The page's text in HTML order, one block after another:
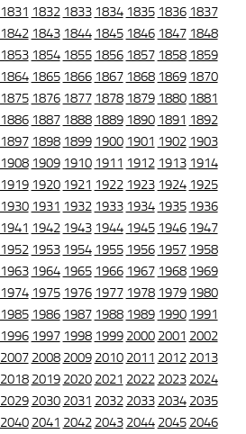
1831 1832 1833 1834 1835 1836 1837
1842 1843 1844 1845 1846 1847 1848
1853 1854 1855 1856 1857 1858 1859
1864 1865 1866 1867 1868 1869 1870
1875 1876 1877 1878 1879 1880 1881
1886 1887 1888 1889 1890 1891 1892
1897 1898 1899 1900 1901 1902 1903
1908 1909 1910 1911 1912 1913 1914
1919 1920 1921 1922 1923 1924 1925
1930 1931 1932 1933 1934 1935 1936
1941 1942 1943 1944 1945 1946 1947
1952 1953 1954 1955 1956 1957 1958
1963 1964 1965 1966 1967 1968 1969
1974 1975 1976 1977 1978 1979 1980
1985 1986 1987 1988 1989 1990 1991
1996 1997 1998 1999 2000 2001 2002
2007 2008 2009 2010 2011 2012 2013
2018 2019 2020 2021 2022 2023 2024
2029 2030 2031 2032 2033 2034 2035
2040 2041 2042 2043 2044 2045 2046